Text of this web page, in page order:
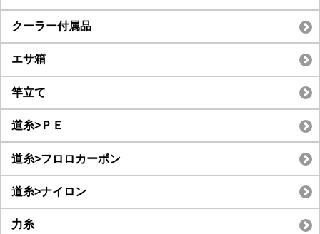
クーラー付属品
エサ箱
竿立て
道糸>ＰＥ
道糸>フロロカーボン
道糸>ナイロン
力糸